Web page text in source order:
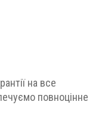
на все
повноцінне